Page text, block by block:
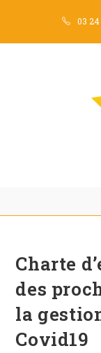
03 24
Charte
des
la
Covid19